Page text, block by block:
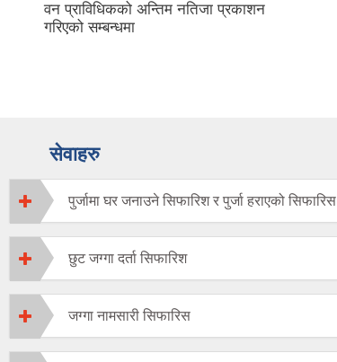
वन प्राविधिकको अन्तिम नतिजा प्रकाशन
गरिएको सम्बन्धमा
सेवाहरु
पुर्जामा घर जनाउने सिफारिश र पुर्जा हराएको सिफारिस
छुट जग्गा दर्ता सिफारिश
जग्गा नामसारी सिफारिस